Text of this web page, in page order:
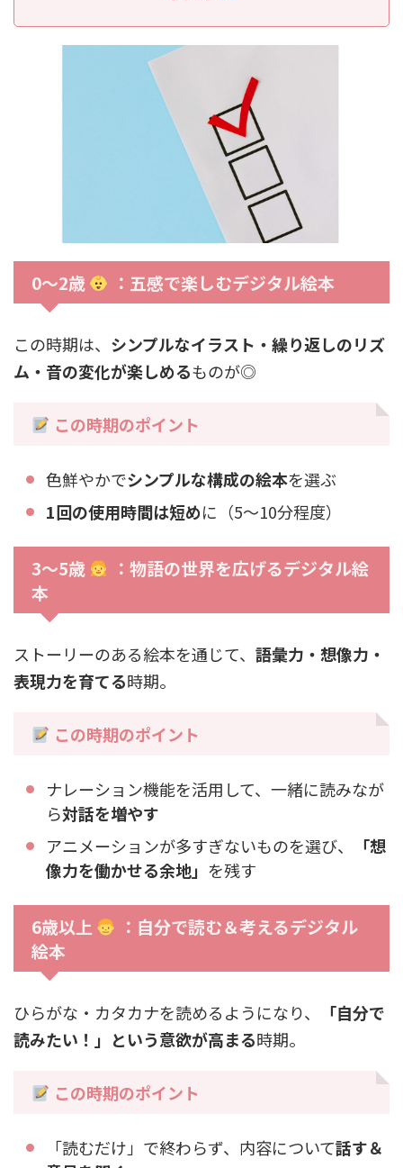
0〜2歳 ：五感で楽しむデジタル絵本
この時期は、 シンプルなイラスト・繰り返しのリズ
ム・音の変化が楽しめるものが◎
この時期のポイント
色鮮やかでシンプルな構成の絵本を選ぶ
1回の使用時間は短めに（5〜10分程度）
3〜5歳
：物語の世界を広げるデジタル絵
本
ストーリーのある絵本を通じて、 語彙力・想像力・
表現力を育てる時期。
この時期のポイント
ナレーション機能を活用して、一緒に読みなが
ら対話を増やす
アニメーションが多すぎないものを選び、
「想
像力を働かせる余地」 を残す
6歳以上
：自分で読む＆考えるデジタル
絵本
ひらがな・カタカナを読めるようになり、
「自分で
読みたい！」という意欲が高まる時期。
この時期のポイント
「読むだけ」で終わらず、内容について話す＆